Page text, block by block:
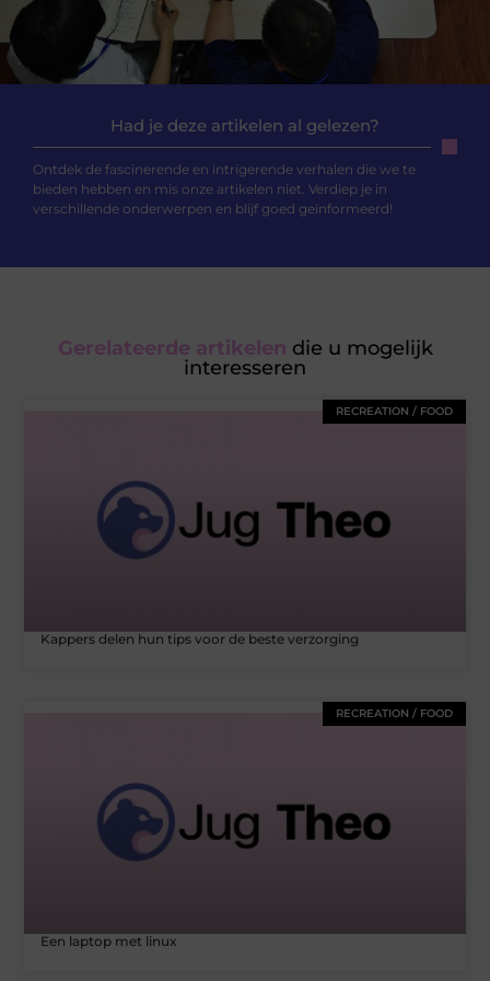
Had je deze artikelen al gelezen?
Ontdek de fascinerende en intrigerende verhalen die we te
bieden hebben en mis onze artikelen niet. Verdiep je in
verschillende onderwerpen en blijf goed geïnformeerd!
Gerelateerde artikelen die u mogelijk
interesseren
RECREATION / FOOD
Kappers delen hun tips voor de beste verzorging
RECREATION / FOOD
Een laptop met linux